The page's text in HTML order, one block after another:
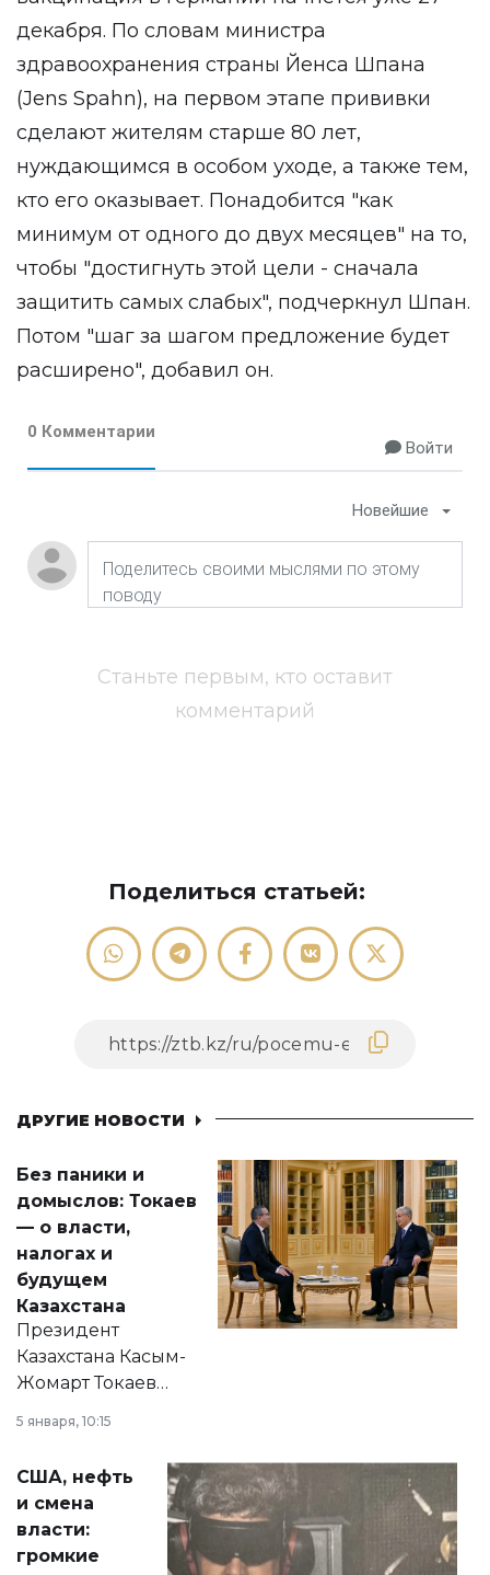
декабря. По словам министра
здравоохранения страны Йенса Шпана
(Jens Spahn), на первом этапе прививки
сделают жителям старше 80 лет,
нуждающимся в особом уходе, а также тем,
кто его оказывает. Понадобится "как
минимум от одного до двух месяцев" на то,
чтобы "достигнуть этой цели - сначала
защитить самых слабых", подчеркнул Шпан.
Потом "шаг за шагом предложение будет
расширено", добавил он.
0 Комментарии
Войти
Новейшие
Станьте первым, кто оставит
комментарий
Поделиться статьей:
ДРУГИЕ НОВОСТИ
Без паники и
домыслов: Токаев
— о власти,
налогах и
будущем
Казахстана
Президент
Казахстана Касым-
Жомарт Токаев
сразу несколько
актуальных тем —
от слухов о
политических
реформах до
вопросов армии,
5 января, 10:15
США, нефть
и смена
власти:
громкие